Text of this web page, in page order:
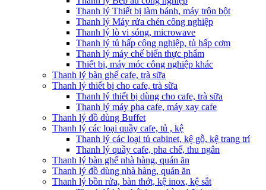
Thanh lý Thiết bị làm bánh, máy trộn bột
Thanh lý Máy rửa chén công nghiệp
Thanh lý lò vi sóng, microwave
Thanh lý tủ hấp công nghiệp, tủ hấp cơm
Thanh lý máy chế biến thực phẩm
Thiết bị, máy móc công nghiệp khác
Thanh lý bàn ghế cafe, trà sữa
Thanh lý thiết bị cho cafe, trà sữa
Thanh lý thiết bị dùng cho cafe, trà sữa
Thanh lý máy pha cafe, máy xay cafe
Thanh lý đồ dùng Buffet
Thanh lý các loại quầy cafe, tủ , kệ
Thanh lý các loại tủ cabinet, kệ gỗ, kệ trang trí
Thanh lý quầy cafe, pha chế, thu ngân
Thanh lý bàn ghế nhà hàng, quán ăn
Thanh lý đồ dùng nhà hàng, quán ăn
Thanh lý bồn rửa, bàn thớt, kệ inox, kệ sắt